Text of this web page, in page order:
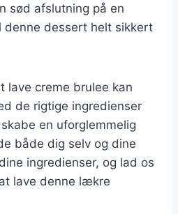
sød afslutning på en
denne dessert helt sikkert
lave creme brulee kan
de rigtige ingredienser
en uforglemmelig
både dig selv og dine
ingredienser, og lad os
lave denne lækre